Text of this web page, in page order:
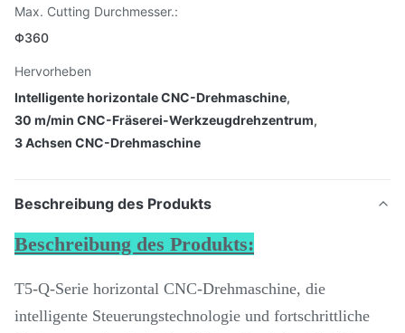
Max. Cutting Durchmesser.:
Φ360
Hervorheben
Intelligente horizontale CNC-Drehmaschine,
30 m/min CNC-Fräserei-Werkzeugdrehzentrum,
3 Achsen CNC-Drehmaschine
Beschreibung des Produkts
Beschreibung des Produkts:
T5-Q-Serie horizontal CNC-Drehmaschine, die
intelligente Steuerungstechnologie und fortschrittliche